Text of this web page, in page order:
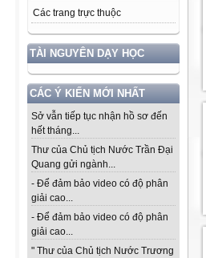
Các trang trực thuộc
TÀI NGUYÊN DẠY HỌC
CÁC Ý KIẾN MỚI NHẤT
Sở vẫn tiếp tục nhận hồ sơ đến
hết tháng...
Thư của Chủ tịch Nước Trần Đại
Quang gửi ngành...
- Để đảm bảo video có độ phân
giải cao...
- Để đảm bảo video có độ phân
giải cao...
" Thư của Chủ tịch Nước Trương